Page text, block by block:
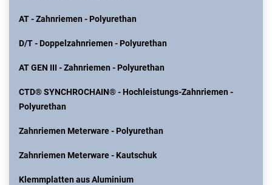
AT - Zahnriemen - Polyurethan
D/T - Doppelzahnriemen - Polyurethan
AT GEN III - Zahnriemen - Polyurethan
CTD® SYNCHROCHAIN® - Hochleistungs-Zahnriemen -
Polyurethan
Zahnriemen Meterware - Polyurethan
Zahnriemen Meterware - Kautschuk
Klemmplatten aus Aluminium